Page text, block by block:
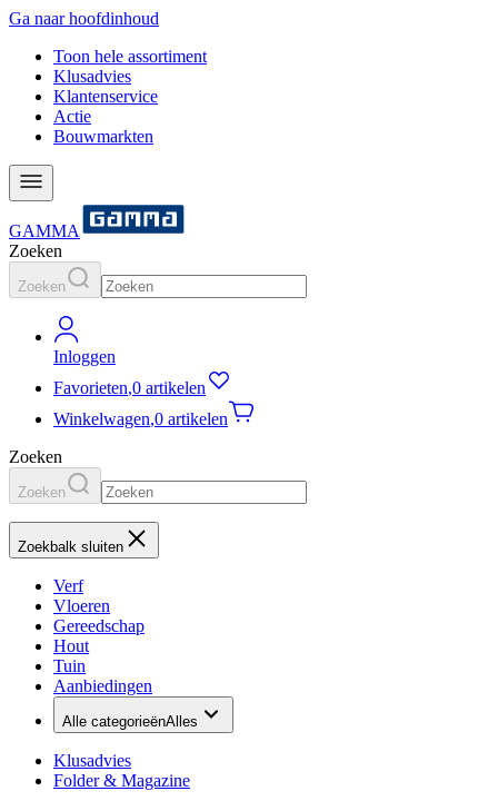
Ga naar hoofdinhoud
Toon hele assortiment
Klusadvies
Klantenservice
Actie
Bouwmarkten
GAMMA
Zoeken
Zoeken
Inloggen
Favorieten,0 artikelen
Winkelwagen,0 artikelen
Zoeken
Zoeken
Zoekbalk sluiten
Verf
Vloeren
Gereedschap
Hout
Tuin
Aanbiedingen
Alle categorieënAlles
Klusadvies
Folder & Magazine